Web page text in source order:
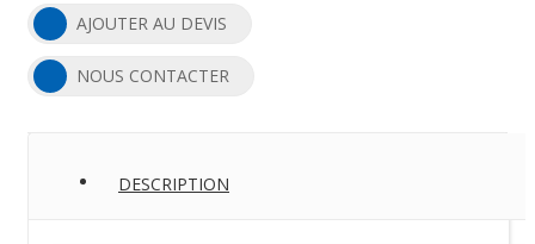
AJOUTER AU DEVIS
NOUS CONTACTER
DESCRIPTION